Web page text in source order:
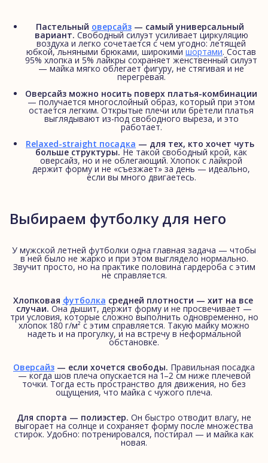
Пастельный оверсайз — самый универсальный
вариант. Свободный силуэт усиливает циркуляцию
воздуха и легко сочетается с чем угодно: летящей
юбкой, льняными брюками, широкими шортами. Состав
95% хлопка и 5% лайкры сохраняет женственный силуэт
— майка мягко облегает фигуру, не стягивая и не
перегревая.
Оверсайз можно носить поверх платья-комбинации
— получается многослойный образ, который при этом
остается легким. Открытые плечи или бретели платья
выглядывают из-под свободного выреза, и это
работает.
Relaxed-straight посадка — для тех, кто хочет чуть
больше структуры.Не такой свободный крой, как
оверсайз, но и не облегающий. Хлопок с лайкрой
держит форму и не «съезжает» за день — идеально,
если вы много двигаетесь.
Выбираем футболку для него
У мужской летней футболки одна главная задача — чтобы
в ней было не жарко и при этом выглядело нормально.
Звучит просто, но на практике половина гардероба с этим
не справляется.
Хлопковая футболка средней плотности — хит на все
случаи. Она дышит, держит форму и не просвечивает —
три условия, которые сложно выполнить одновременно, но
хлопок 180 г/м² с этим справляется. Такую майку можно
надеть и на прогулку, и на встречу в неформальной
обстановке.
Оверсайз — если хочется свободы. Правильная посадка
— когда шов плеча опускается на 1–2 см ниже плечевой
точки. Тогда есть пространство для движения, но без
ощущения, что майка с чужого плеча.
Для спорта — полиэстер. Он быстро отводит влагу, не
выгорает на солнце и сохраняет форму после множества
стирок. Удобно: потренировался, постирал — и майка как
новая.